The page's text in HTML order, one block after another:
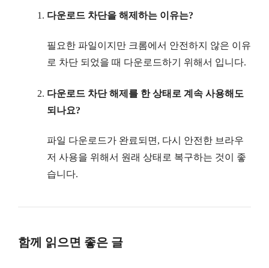
다운로드 차단을 해제하는 이유는?
필요한 파일이지만 크롬에서 안전하지 않은 이유
로 차단 되었을 때 다운로드하기 위해서 입니다.
다운로드 차단 해제를 한 상태로 계속 사용해도
되나요?
파일 다운로드가 완료되면, 다시 안전한 브라우
저 사용을 위해서 원래 상태로 복구하는 것이 좋
습니다.
함께 읽으면 좋은 글